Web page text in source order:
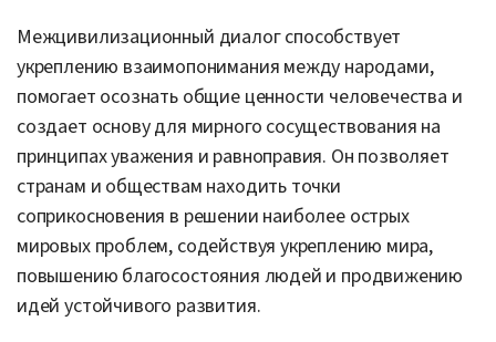
Межцивилизационный диалог способствует
укреплению взаимопонимания между народами,
помогает осознать общие ценности человечества и
создает основу для мирного сосуществования на
принципах уважения и равноправия. Он позволяет
странам и обществам находить точки
соприкосновения в решении наиболее острых
мировых проблем, содействуя укреплению мира,
повышению благосостояния людей и продвижению
идей устойчивого развития.